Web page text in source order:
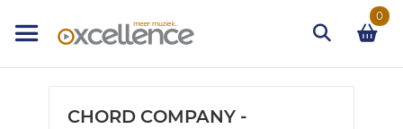
naar
de
0
Zoek
CHORD COMPANY -